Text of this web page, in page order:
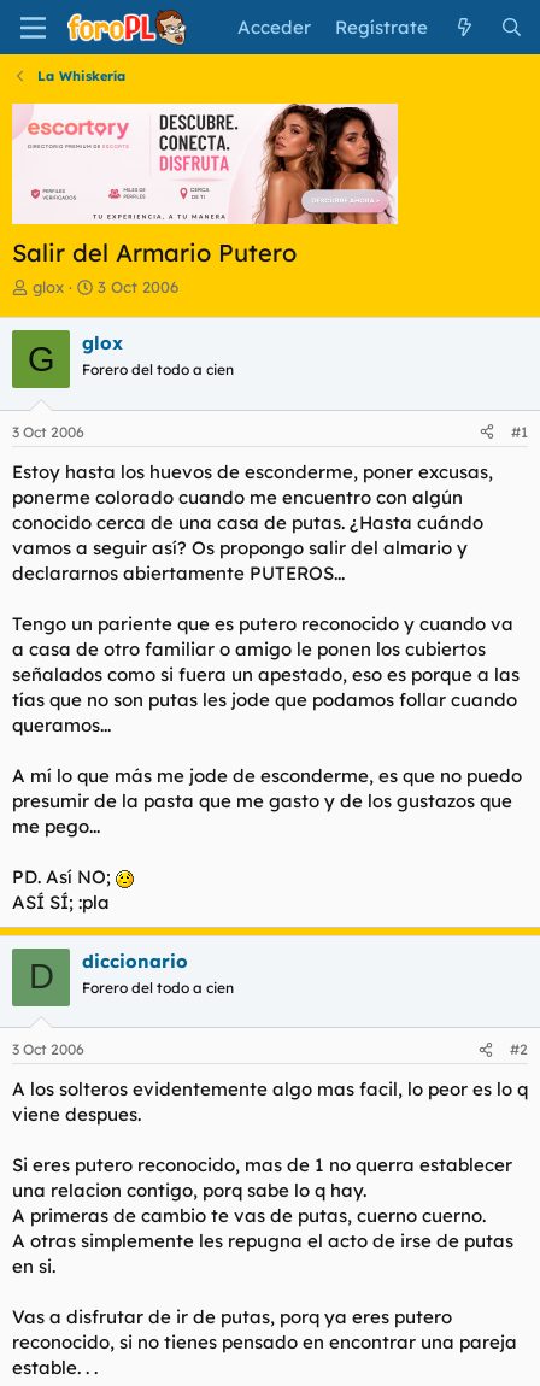
Acceder Regístrate
La Whiskería
Salir del Armario Putero
I
i
c
i
a
d
o
d
e
l
t
e
glox
F
h
a
e
i
c
i
o
3 Oct 2006
G glox
Forero del todo a cien
3 Oct 2006 #1
Estoy hasta los huevos de esconderme, poner excusas,
ponerme colorado cuando me encuentro con algún
conocido cerca de una casa de putas. ¿Hasta cuándo
vamos a seguir así? Os propongo salir del almario y
declararnos abiertamente PUTEROS...
Tengo un pariente que es putero reconocido y cuando va
a casa de otro familiar o amigo le ponen los cubiertos
señalados como si fuera un apestado, eso es porque a las
tías que no son putas les jode que podamos follar cuando
queramos...
A mí lo que más me jode de esconderme, es que no puedo
presumir de la pasta que me gasto y de los gustazos que
me pego...
PD. Así NO;
ASÍ SÍ; :pla
D diccionario
Forero del todo a cien
3 Oct 2006 #2
A los solteros evidentemente algo mas facil, lo peor es lo q
viene despues.
Si eres putero reconocido, mas de 1 no querra establecer
una relacion contigo, porq sabe lo q hay.
A primeras de cambio te vas de putas, cuerno cuerno.
A otras simplemente les repugna el acto de irse de putas
en si.
Vas a disfrutar de ir de putas, porq ya eres putero
reconocido, si no tienes pensado en encontrar una pareja
estable. . .